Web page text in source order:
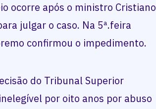
ocorre após o ministro Cristiano
julgar o caso. Na 5ª.feira
confirmou o impedimento.
do Tribunal Superior
por oito anos por abuso